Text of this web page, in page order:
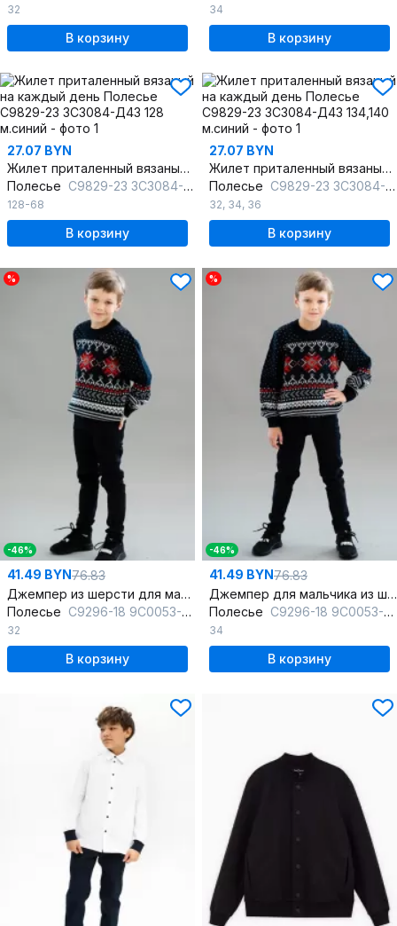
32
В корзину
34
В корзину
27.07 BYN
Жилет приталенный вязаный на каждый день
Полесье С9829-23 3С3084-Д43 128 м.синий
128-68
В корзину
27.07 BYN
Жилет приталенный вязаный на каждый день
Полесье С9829-23 3С3084-Д43 134,140 м.синий
32, 34, 36
В корзину
%
-46%
41.49 BYN76.83
Джемпер из шерсти для мальчика, второй слой, демисезон
Полесье С9296-18 9С0053-Д43 122,128 м.синий
32
В корзину
%
-46%
41.49 BYN76.83
Джемпер для мальчика из шерсти, реглан, демисезон
Полесье С9296-18 9С0053-Д43 134,140 м.синий
34
В корзину